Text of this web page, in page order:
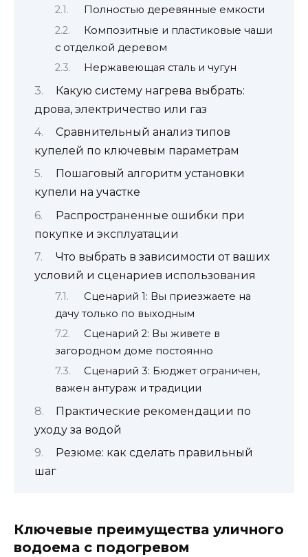
Полностью деревянные емкости
Композитные и пластиковые чаши
с отделкой деревом
Нержавеющая сталь и чугун
Какую систему нагрева выбрать:
дрова, электричество или газ
Сравнительный анализ типов
купелей по ключевым параметрам
Пошаговый алгоритм установки
купели на участке
Распространенные ошибки при
покупке и эксплуатации
Что выбрать в зависимости от ваших
условий и сценариев использования
Сценарий 1: Вы приезжаете на
дачу только по выходным
Сценарий 2: Вы живете в
загородном доме постоянно
Сценарий 3: Бюджет ограничен,
важен антураж и традиции
Практические рекомендации по
уходу за водой
Резюме: как сделать правильный
шаг
Ключевые преимущества уличного
водоема с подогревом